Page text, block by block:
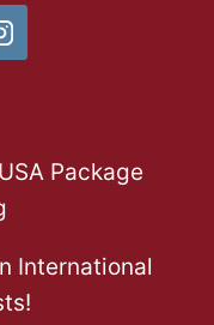
Package
International